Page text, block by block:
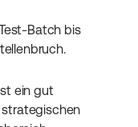
Batch bis
ein gut
strategischen